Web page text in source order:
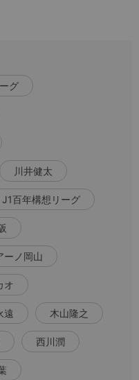
グ
川井健太
J1百年構想リーグ
ーノ岡山
オ
遠 木山隆之
西川潤